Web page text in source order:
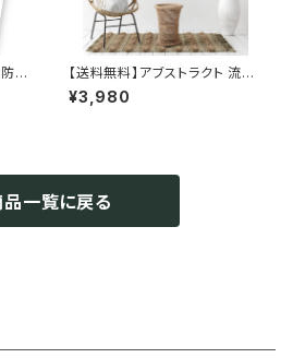
ノ
【送料無料】アブストラクト 流動
サイズ インテリア ポスター北欧
おしゃれ 絵画 絵 壁掛け モダン
¥3,980
品一覧に戻る